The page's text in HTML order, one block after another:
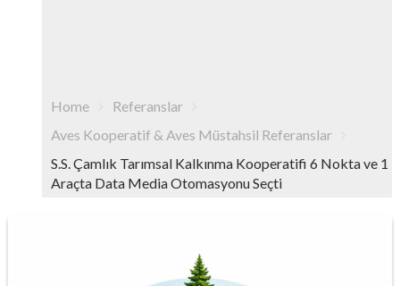
Home
Referanslar
Aves Kooperatif & Aves Müstahsil Referanslar
S.S. Çamlık Tarımsal Kalkınma Kooperatifi 6 Nokta ve 1
Araçta Data Media Otomasyonu Seçti